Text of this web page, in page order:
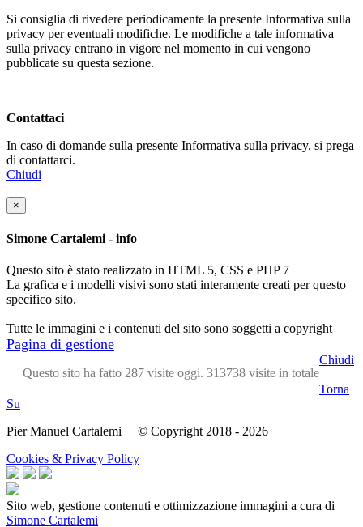
Si consiglia di rivedere periodicamente la presente Informativa sulla
privacy per eventuali modifiche. Le modifiche a tale informativa
sulla privacy entrano in vigore nel momento in cui vengono
pubblicate su questa sezione.
Contattaci
In caso di domande sulla presente Informativa sulla privacy, si prega
di contattarci.
Chiudi
×
Simone Cartalemi - info
Questo sito è stato realizzato in HTML 5, CSS e PHP 7
La grafica e i modelli visivi sono stati interamente creati per questo
specifico sito.
Tutte le immagini e i contenuti del sito sono soggetti a copyright
Pagina di gestione
Questo sito ha fatto 287 visite oggi. 313738 visite in totale
Chiudi
Torna
Su
Pier Manuel Cartalemi © Copyright 2018 - 2026
Cookies & Privacy Policy
Sito web, gestione contenuti e ottimizzazione immagini a cura di
Simone Cartalemi